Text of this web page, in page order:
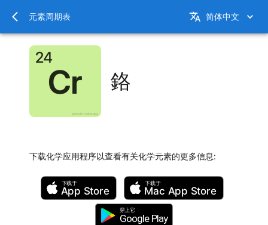
元素周期表 简体中文
鉻
下载化学应用程序以查看有关化学元素的更多信息:
下载于
App Store
下载于
Mac App Store
穿上它
Google Play